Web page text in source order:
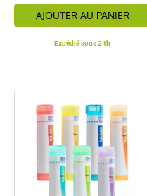
AJOUTER AU PANIER
Expédié sous 24h